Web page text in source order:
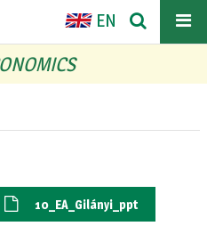
EN
10_EA_Gilányi_ppt